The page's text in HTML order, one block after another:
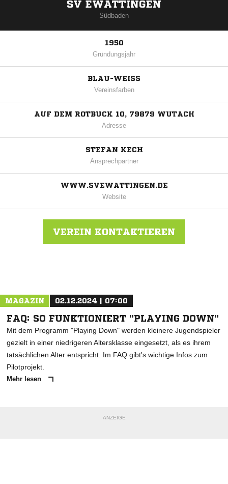
SV EWATTINGEN
Südbaden
1950
Gründungsjahr
BLAU-WEISS
Vereinsfarben
AUF DEM ROTBUCK 10, 79879 WUTACH
Adresse
STEFAN KECH
Ansprechpartner
WWW.SVEWATTINGEN.DE
Website
VEREIN KONTAKTIEREN
MAGAZIN 02.12.2024 | 07:00
FAQ: SO FUNKTIONIERT "PLAYING DOWN"
Mit dem Programm "Playing Down" werden kleinere Jugendspieler
gezielt in einer niedrigeren Altersklasse eingesetzt, als es ihrem
tatsächlichen Alter entspricht. Im FAQ gibt's wichtige Infos zum
Pilotprojekt.
Mehr lesen
ANZEIGE